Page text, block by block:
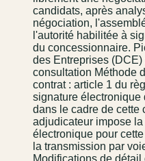
candidats, après
négociation,
l'autorité habilitée à
du concessionnaire.
des Entreprises
consultation Méthode
contrat : article 1 du
signature électronique
dans le cadre de cette
adjudicateur impose
électronique pour
la transmission par